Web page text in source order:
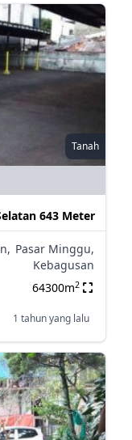
Tanah
643 Meter
Pasar Minggu,
Kebagusan
64300m2
1 tahun yang lalu